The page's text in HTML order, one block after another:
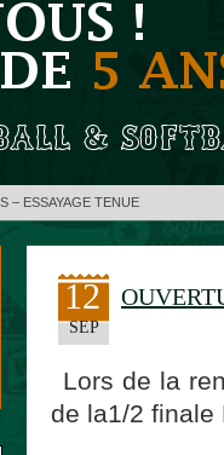
– ESSAYAGE TENUE
12
SEP
Lors de la
de la1/2 finale